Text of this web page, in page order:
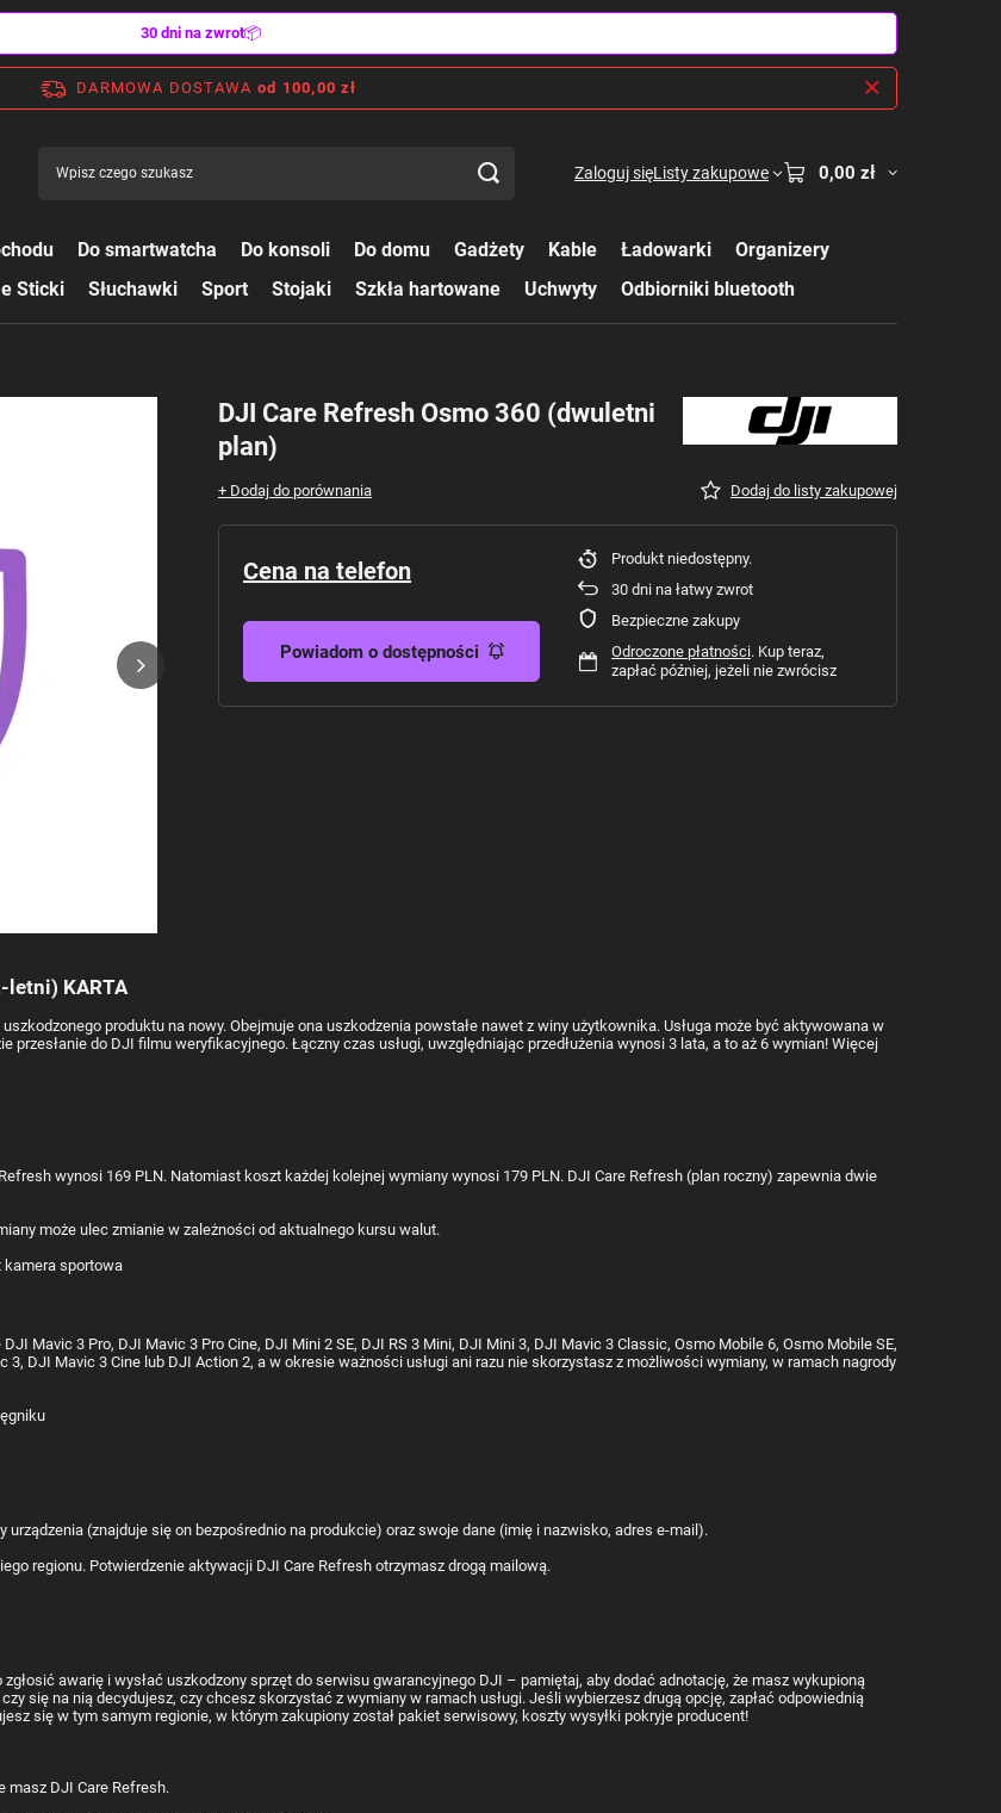
30 dni na zwrot📦
DARMOWA DOSTAWA od 100,00 zł
Zaloguj sięListy zakupowe 0,00 zł
Do smartwatcha Do konsoli Do domu Gadżety Kable Ładowarki
Organizery
Sticki Słuchawki Sport Stojaki Szkła hartowane Uchwyty Odbiorniki bluetooth
DJI Care Refresh Osmo 360 (dwuletni
plan)
+ Dodaj do porównania Dodaj do listy zakupowej
Cena na telefon
Powiadom o dostępności
Produkt niedostępny
30 dni na łatwy zwrot
Bezpieczne zakupy
Odroczone płatności. Kup teraz,
zapłać później, jeżeli nie zwrócisz
letni) KARTA
produktu na nowy. Obejmuje ona uszkodzenia powstałe nawet z winy użytkownika. Usługa może być aktywowana w
do DJI filmu weryfikacyjnego. Łączny czas usługi, uwzględniając przedłużenia wynosi 3 lata, a to aż 6 wymian! Więcej
wynosi 169 PLN. Natomiast koszt każdej kolejnej wymiany wynosi 179 PLN. DJI Care Refresh (plan roczny) zapewnia dwie
może ulec zmianie w zależności od aktualnego kursu walut.
Mavic 3 Pro, DJI Mavic 3 Pro Cine, DJI Mini 2 SE, DJI RS 3 Mini, DJI Mini 3, DJI Mavic 3 Classic, Osmo Mobile 6, Osmo Mobile SE,
3, DJI Mavic 3 Cine lub DJI Action 2, a w okresie ważności usługi ani razu nie skorzystasz z możliwości wymiany, w ramach nagrody
(znajduje się on bezpośrednio na produkcie) oraz swoje dane (imię i nazwisko, adres e-mail).
regionu. Potwierdzenie aktywacji DJI Care Refresh otrzymasz drogą mailową.
awarię i wysłać uszkodzony sprzęt do serwisu gwarancyjnego DJI – pamiętaj, aby dodać adnotację, że masz wykupioną
się na nią decydujesz, czy chcesz skorzystać z wymiany w ramach usługi. Jeśli wybierzesz drugą opcję, zapłać odpowiednią
się w tym samym regionie, w którym zakupiony został pakiet serwisowy, koszty wysyłki pokryje producent!
masz DJI Care Refresh.